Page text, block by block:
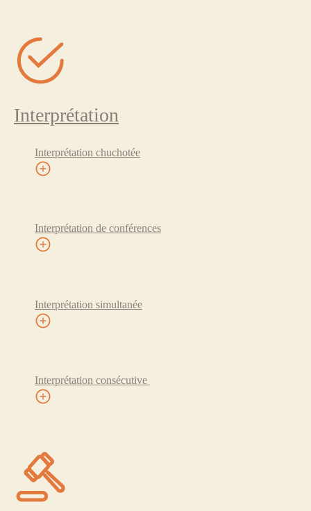
Interprétation
Interprétation chuchotée
Interprétation de conférences
Interprétation simultanée
Interprétation consécutive